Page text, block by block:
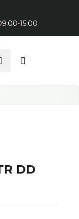
15:00
Prihlásenie
DD